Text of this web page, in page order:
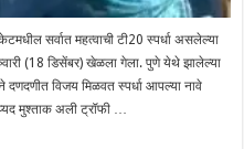
सर्वात महत्वाची टी20 स्पर्धा असलेल्या
(18 डिसेंबर) खेळला गेला. पुणे येथे झालेल्या
दणदणीत विजय मिळवत स्पर्धा आपल्या नावे
मुश्ताक अली ट्रॉफी …